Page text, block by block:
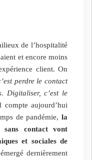
de l’hospitalité
et encore moins
client. On
perdre le contact
Digitaliser, c’est le
compte aujourd’hui
de pandémie,la
contact vont
et sociales de
dernièrement